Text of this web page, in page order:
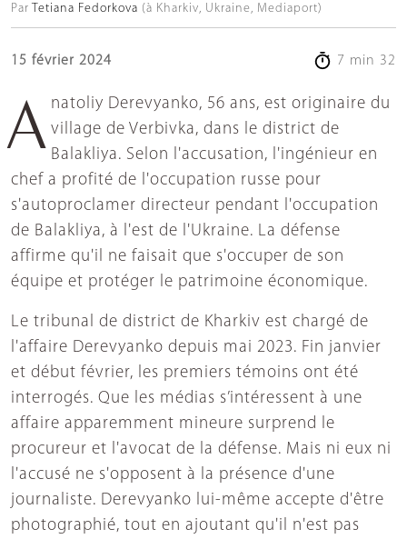
Par Tetiana Fedorkova (à Kharkiv, Ukraine, Mediaport)
15 février 2024 7 min 32
Anatoliy Derevyanko, 56 ans, est originaire du
village de Verbivka, dans le district de
Balakliya. Selon l'accusation, l'ingénieur en
chef a profité de l'occupation russe pour
s'autoproclamer directeur pendant l'occupation
de Balakliya, à l'est de l'Ukraine. La défense
affirme qu'il ne faisait que s'occuper de son
équipe et protéger le patrimoine économique.
Le tribunal de district de Kharkiv est chargé de
l'affaire Derevyanko depuis mai 2023. Fin janvier
et début février, les premiers témoins ont été
interrogés. Que les médias s’intéressent à une
affaire apparemment mineure surprend le
procureur et l'avocat de la défense. Mais ni eux ni
l'accusé ne s'opposent à la présence d'une
journaliste. Derevyanko lui-même accepte d'être
photographié, tout en ajoutant qu'il n'est pas